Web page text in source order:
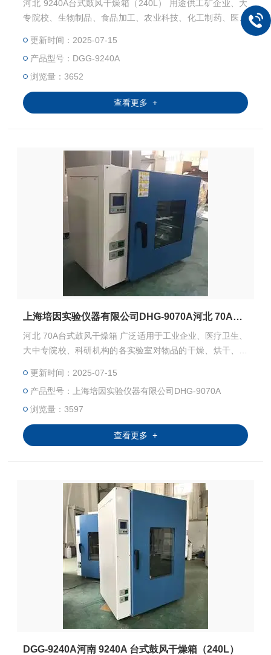
河北 9240A台式鼓风干燥箱（240L） 用途供工矿企业、大
专院校、生物制品、食品加工、农业科技、化工制药、医疗
单位及各类实验室等在真空条件下作粉末干燥、烘焙之用。
特别适用于热敏性、易分解、易氧化物质和复杂成分物品的
干燥。
更新时间：2025-07-15
产品型号：DGG-9240A
浏览量：3652
查看更多 +
上海培因实验仪器有限公司DHG-9070A河北 70A台式鼓风干燥箱
河北 70A台式鼓风干燥箱 广泛适用于工业企业、医疗卫生、
大中专院校、科研机构的各实验室对物品的干燥、烘干、也
更新时间：2025-07-15
产品型号：上海培因实验仪器有限公司DHG-9070A
浏览量：3597
查看更多 +
DGG-9240A河南 9240A 台式鼓风干燥箱（240L）